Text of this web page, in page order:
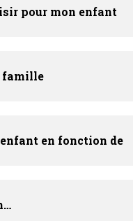
pour mon enfant
famille
en fonction de